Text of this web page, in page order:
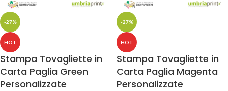
-27%
HOT
Stampa Tovagliette in
Carta Paglia Green
Personalizzate
-27%
HOT
Stampa Tovagliette in
Carta Paglia Magenta
Personalizzate